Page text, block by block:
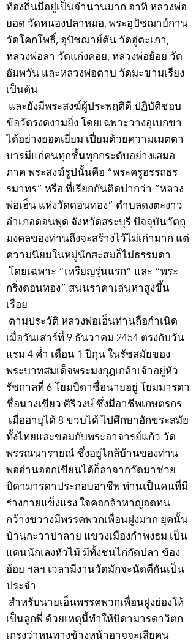
ท้องถิ่นมีอยู่เป็นจำนวนมาก อาทิ หลวงพ่อ
ยอด วัดหนองปลาหมอ, พระอุปัชฌาย์กาน
วัดโคกโพธิ์, อุปัชฌาย์ตัน วัดอู่ตะเภา,
หลวงพ่อลา วัดแก่งคอย, หลวงพ่อย้อย วัด
อัมพวัน และหลวงพ่อตาบ วัดมะขามเรียง
เป็นต้น
และยังมีพระสงฆ์ผู้ประพฤติดี ปฏิบัติชอบ
ข้อวัตรงดงามยิ่ง โดยเฉพาะวางอุเบกขา
ได้อย่างยอดเยี่ยม เปี่ยมด้วยความเมตตา
บารมีแก่คนทุกชั้นทุกกระดับอย่างเสมอ
ภาค พระสงฆ์รูปนั้นคือ “พระครูอรรถธร
รมาทร” หรือ ที่เรียกกันติดปากว่า “หลวง
พ่อเฮ็น แห่งวัดดอนทอง” ตำบลดงตะงาว
อำเภอดอนพุด จังหวัดสระบุรี ปัจจุบันวัตถุ
มงคลของท่านถึงจะสร้างไว้ไม่เก่ามาก แต่
ความนิยมในหมู่นักสะสมก็ไม่ธรรมดา
โดยเฉพาะ “เหรียญรุ่นแรก” และ “พระ
กริ่งดอนทอง” สนนราคาเล่นหาสูงขึ้น
เรื่อย
ตามประวัติ หลวงพ่อเฮ็นท่านถือกำเนิด
เมื่อวันเสาร์ที่ 9 ธันวาคม 2454 ตรงกับวัน
แรม 4 ค่ำ เดือน 1 ปีกุน ในรัชสมัยของ
พระบาทสมเด็จพระมงกุฎเกล้าเจ้าอยู่หัว
รัชกาลที่ 6 โยมบิดาชื่อนายอยู่ โยมมารดา
ชื่อนางเขียว ศิริวงษ์ ซึ่งมีอาชีพเกษตรกร
เมื่ออายุได้ 8 ขวบได้ ไปศึกษาอักขระสมัย
ทั้งไทยและขอมกับพระอาจารย์แก้ว วัด
พรรณนารายณ์ ซึ่งอยู่ไกล้บ้านของท่าน
พออ่านออกเขียนได้ก็ลาจากวัดมาช่วย
บิดามารดาประกอบอาชีพ ท่านเป็นคนที่มี
ร่างกายแข็งแรง ใจคอกล้าหาญอดทน
กว้างขวางมีพรรคพวกเพื่อนฝูงมาก ยุคนั้น
บ้านกะวาปาลาย แขวงเมืองกำพงธม เป็น
แดนนักเลงหัวไม้ มีทั้งชนไก่กัดปลา ข้อง
อ้อย ฯลฯ เวลามีงานวัดมักจะนัดตีกันเป็น
ประจำ
สำหรับนายเฮ็นพรรคพวกเพื่อนฝูงย่องให้
เป็นลูกพี่ ด้วยเหตุนี้ทำให้บิดามารดาวิตก
เกรงว่าหนทางข้างหน้าอาจจะเสียคน